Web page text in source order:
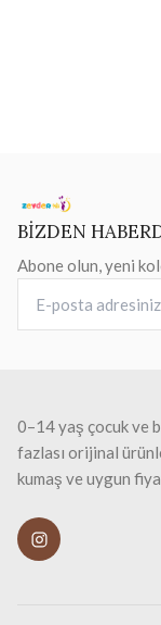
BİZDEN
Abone olun, yeni
0–14 yaş çocuk ve
fazlası orijinal
kumaş ve uygun